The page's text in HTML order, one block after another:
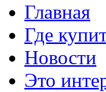
Главная
Где
Новости
Это